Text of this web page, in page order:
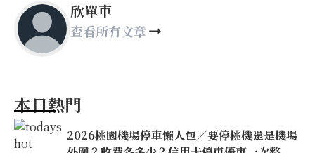
欣單車
查看所有文章
本日熱門
2026桃園機場停車懶人包／要停桃機還是機場